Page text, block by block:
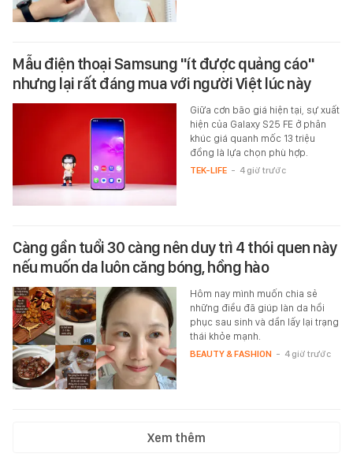
Mẫu điện thoại Samsung "ít được quảng cáo"
nhưng lại rất đáng mua với người Việt lúc này
Giữa cơn bão giá hiện tại, sự xuất
hiện của Galaxy S25 FE ở phân
khúc giá quanh mốc 13 triệu
đồng là lựa chọn phù hợp.
TEK-LIFE - 4 giờ trước
Càng gần tuổi 30 càng nên duy trì 4 thói quen này
nếu muốn da luôn căng bóng, hồng hào
Hôm nay mình muốn chia sẻ
những điều đã giúp làn da hồi
phục sau sinh và dần lấy lại trạng
thái khỏe mạnh.
BEAUTY & FASHION - 4 giờ trước
Xem thêm